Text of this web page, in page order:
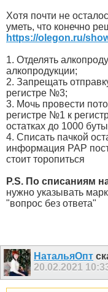
Хотя почти не
уметь, что конечно
https://olegon.ru/
1. Отделять
алкопродукции;
2. Запрещать
регистре №3;
3. Мочь провести
регистре №1 к
остатках до 1000
4. Списать пачкой
информация РАР
стоит торопиться
P.S. По списаниям
нужно указывать
"вопрос без ответа"
НатальяОпт
20.02.2021